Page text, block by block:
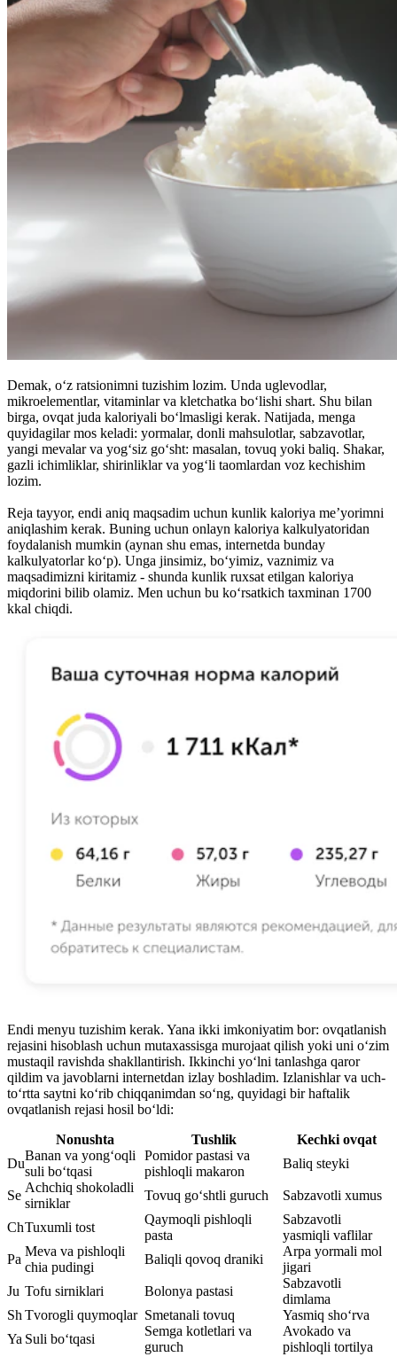
Demak, o‘z ratsionimni tuzishim lozim. Unda uglevodlar,
mikroelementlar, vitaminlar va kletchatka bo‘lishi shart. Shu bilan
birga, ovqat juda kaloriyali bo‘lmasligi kerak. Natijada, menga
quyidagilar mos keladi: yormalar, donli mahsulotlar, sabzavotlar,
yangi mevalar va yog‘siz go‘sht: masalan, tovuq yoki baliq. Shakar,
gazli ichimliklar, shirinliklar va yog‘li taomlardan voz kechishim
lozim.
Reja tayyor, endi aniq maqsadim uchun kunlik kaloriya me’yorimni
aniqlashim kerak. Buning uchun onlayn kaloriya kalkulyatoridan
foydalanish mumkin (aynan shu emas, internetda bunday
kalkulyatorlar ko‘p). Unga jinsimiz, bo‘yimiz, vaznimiz va
maqsadimizni kiritamiz - shunda kunlik ruxsat etilgan kaloriya
miqdorini bilib olamiz. Men uchun bu ko‘rsatkich taxminan 1700
kkal chiqdi.
Endi menyu tuzishim kerak. Yana ikki imkoniyatim bor: ovqatlanish
rejasini hisoblash uchun mutaxassisga murojaat qilish yoki uni o‘zim
mustaqil ravishda shakllantirish. Ikkinchi yo‘lni tanlashga qaror
qildim va javoblarni internetdan izlay boshladim. Izlanishlar va uch-
to‘rtta saytni ko‘rib chiqqanimdan so‘ng, quyidagi bir haftalik
ovqatlanish rejasi hosil bo‘ldi:
Nonushta
Tushlik
Kechki ovqat
Du
Banan va yong‘oqli
suli bo‘tqasi
Pomidor pastasi va
pishloqli makaron
Baliq steyki
Se
Achchiq shokoladli
sirniklar
Tovuq go‘shtli guruch Sabzavotli xumus
ChTuxumli tost
Qaymoqli pishloqli
pasta
Sabzavotli
yasmiqli vaflilar
Pa
Meva va pishloqli
chia pudingi
Baliqli qovoq draniki
Arpa yormali mol
jigari
Ju Tofu sirniklari Bolonya pastasi
Sabzavotli
dimlama
Sh Tvorogli quymoqlar Smetanali tovuq
Yasmiq sho‘rva
Ya Suli bo‘tqasi
Semga kotletlari va
guruch
Avokado va
pishloqli tortilya